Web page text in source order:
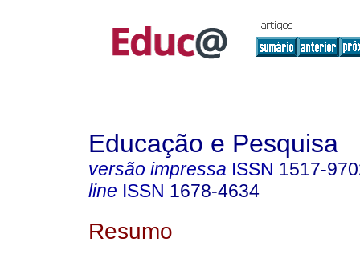
Educação e Pesquisa
versão impressa ISSN 1517-
line ISSN 1678-4634
Resumo